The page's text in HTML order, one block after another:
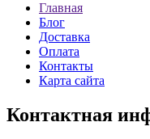
Главная
Блог
Доставка
Оплата
Контакты
Карта сайта
Контактная